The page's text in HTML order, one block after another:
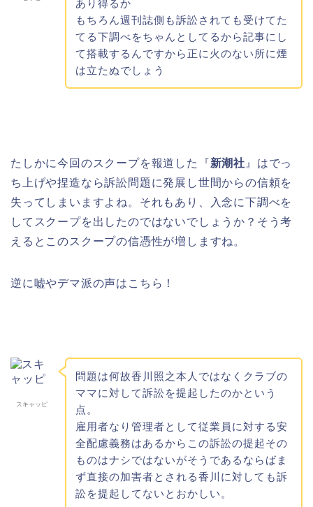
あり得るか
もちろん週刊誌側も訴訟されても受けてた
てる下調べをちゃんとしてるから記事にし
て搭載するんですから正に火のない所に煙
は立たぬでしょう
たしかに今回のスクープを報道した『新潮社』はでっ
ち上げや捏造なら訴訟問題に発展し世間からの信頼を
失ってしまいますよね。それもあり、入念に下調べを
してスクープを出したのではないでしょうか？そう考
えるとこのスクープの信憑性が増しますね。
逆に嘘やデマ派の声はこちら！
スキャッピ
問題は何故香川照之本人ではなくクラブの
ママに対して訴訟を提起したのかという
点。
雇用者なり管理者として従業員に対する安
全配慮義務はあるからこの訴訟の提起その
ものはナシではないがそうであるならばま
ず直接の加害者とされる香川に対しても訴
訟を提起してないとおかしい。